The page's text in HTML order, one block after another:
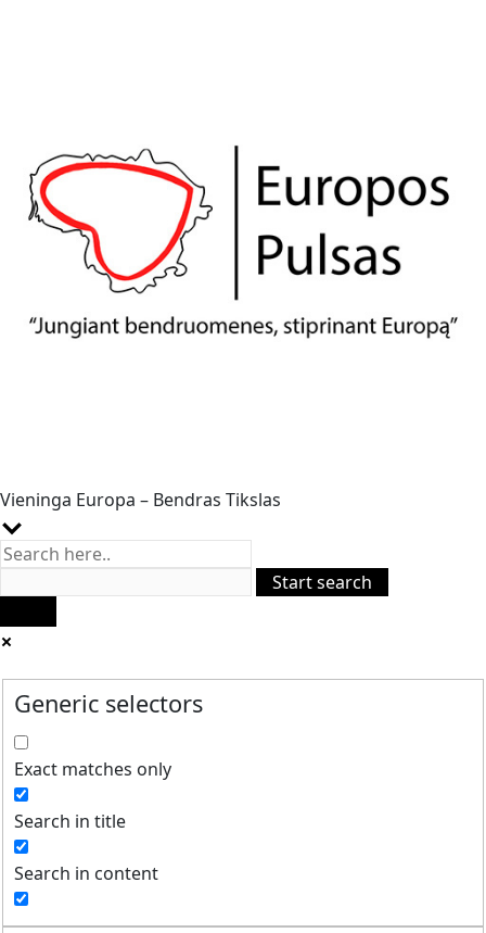
Vieninga Europa – Bendras Tikslas
Generic selectors
Exact matches only
Search in title
Search in content